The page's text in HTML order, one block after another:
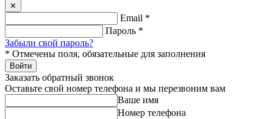
✕
Email *
Пароль *
Забыли свой пароль?
* Отмечены поля, обязательные для заполнения
Войти
Заказать обратный звонок
Оставьте свой номер телефона и мы перезвоним вам
Ваше имя
Номер телефона